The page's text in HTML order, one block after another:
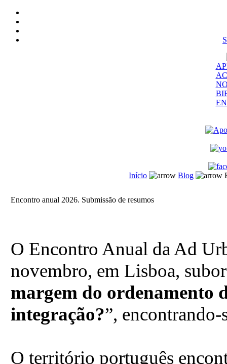
Início Blog
Encontro anual 2026. Submissão de resumos
O Encontro Anual da Ad
novembro, em Lisboa,
margem do ordenamento
integração?”, encontrando-
O território português